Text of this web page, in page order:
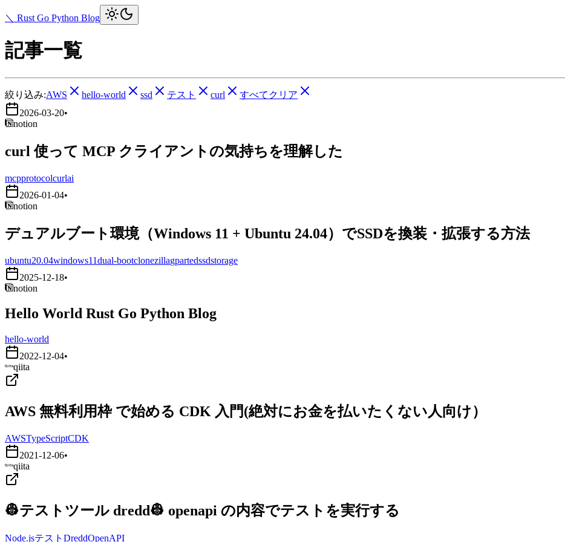
＼ Rust Go Python Blog
記事一覧
絞り込み:AWS hello-world ssd テスト curl
すべてクリア
2026-03-20•
notion
curl 使って MCP クライアントの気持ちを理解した
mcpprotocolcurlai
2026-01-04•
notion
デュアルブート環境（Windows 11 + Ubuntu 24.04）でSSDを換装・拡張する方法
ubuntu20.04windows11dual-bootclonezillagpartedssdstorage
2025-12-18•
notion
Hello World Rust Go Python Blog
hello-world
2022-12-04•
qiita
AWS 無料利用枠 で始める CDK 入門(絶対にお金を払いたくない人向け）
AWSTypeScriptCDK
2021-12-06•
qiita
👷テストツール dredd👷 openapi の内容でテストを実行する
Node.jsテスト DreddOpenAPI